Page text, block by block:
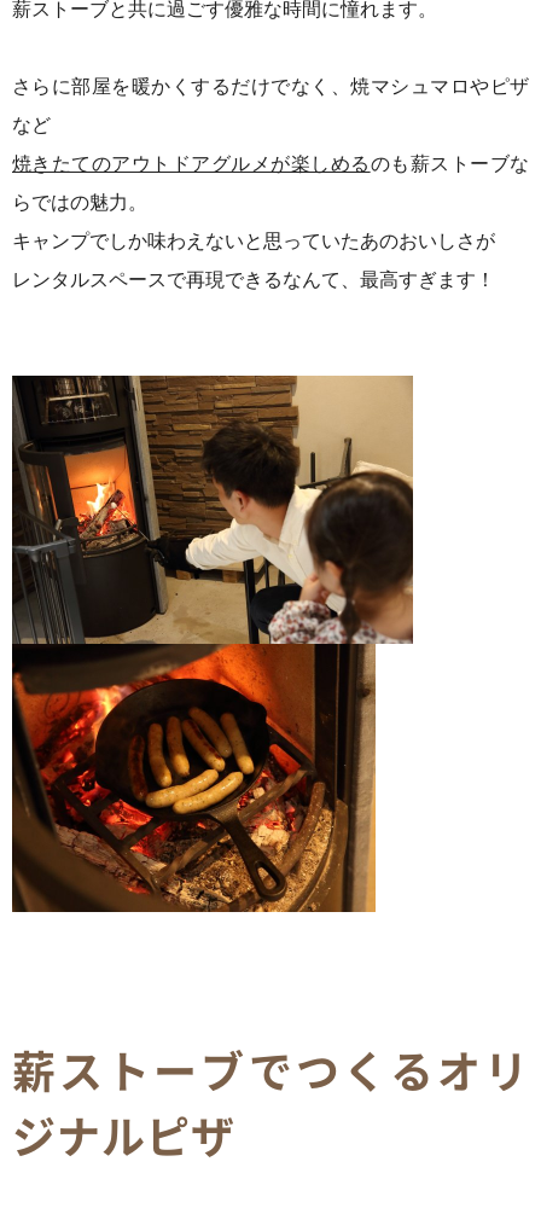
薪ストーブと共に過ごす優雅な時間に憧れます。
さらに部屋を暖かくするだけでなく、焼マシュマロやピザ
など
焼きたてのアウトドアグルメが楽しめるのも薪ストーブな
らではの魅力。
キャンプでしか味わえないと思っていたあのおいしさが
レンタルスペースで再現できるなんて、最高すぎます！
薪ストーブでつくるオリ
ジナルピザ